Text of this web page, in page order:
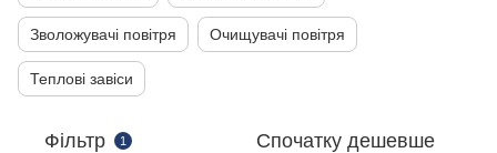
Зволожувачі повітря Очищувачі повітря
Теплові завіси
Фільтр 1 Спочатку дешевше